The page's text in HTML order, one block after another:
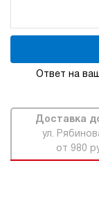
Ответ на
Доставка
ул.
от 980